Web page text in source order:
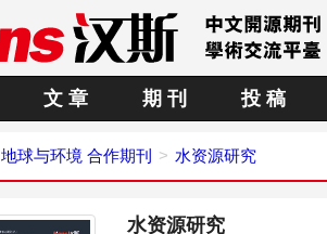
文 章 期 刊 投 稿
地球与环境 合作期刊 水资源研究
水资源研究